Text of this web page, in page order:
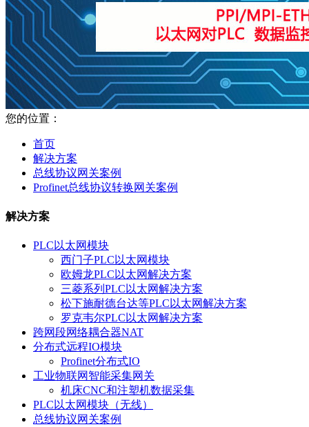
您的位置：
首页
解决方案
总线协议网关案例
Profinet总线协议转换网关案例
解决方案
PLC以太网模块
西门子PLC以太网模块
欧姆龙PLC以太网解决方案
三菱系列PLC以太网解决方案
松下施耐德台达等PLC以太网解决方案
罗克韦尔PLC以太网解决方案
跨网段网络耦合器NAT
分布式远程IO模块
Profinet分布式IO
工业物联网智能采集网关
机床CNC和注塑机数据采集
PLC以太网模块（无线）
总线协议网关案例